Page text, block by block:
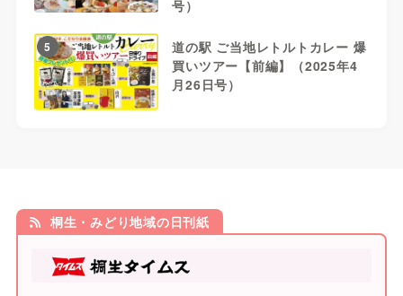
号）
5
道の駅 ご当地レトルトカレー 爆
買いツアー【前編】（2025年4
月26日号）
桐生・みどり地域の日刊紙